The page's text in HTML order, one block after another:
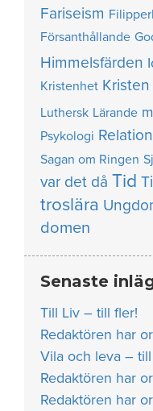
Fariseism
Försanthållande
Himmelsfärden
Kristenhet
Luthersk Lärande
Psykologi
Sagan om Ringen
var det då Tid
troslära
domen
Senaste
Till Liv – till fler!
Redaktören har
Vila och leva –
Redaktören har
Redaktören har